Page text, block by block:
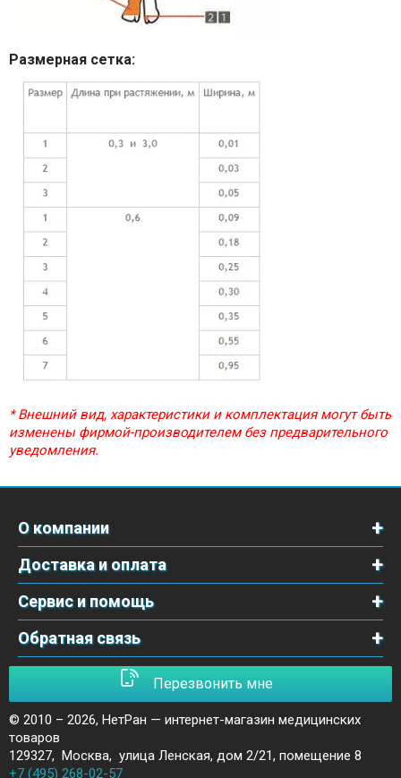
Размерная сетка:
* Внешний вид, характеристики и комплектация могут быть
изменены фирмой-производителем без предварительного
уведомления.
О компании
Доставка и оплата
Сервис и помощь
Обратная связь
Перезвонить мне
© 2010 – 2026, НетРан — интернет-магазин медицинских
товаров
129327, Москва, улица Ленская, дом 2/21, помещение 8
+7 (495) 268-02-57